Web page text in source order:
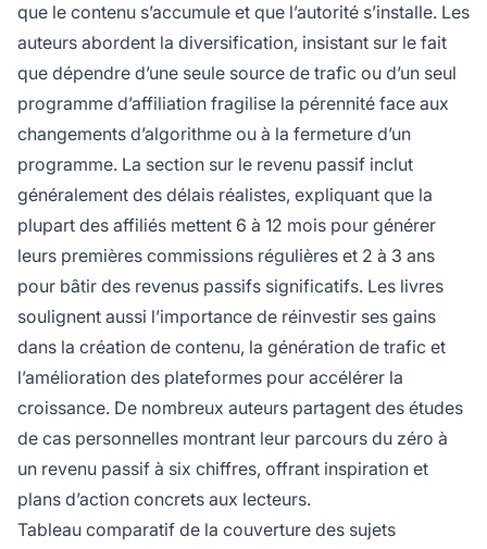
que le contenu s’accumule et que l’autorité s’installe. Les
auteurs abordent la diversification, insistant sur le fait
que dépendre d’une seule source de trafic ou d’un seul
programme d’affiliation fragilise la pérennité face aux
changements d’algorithme ou à la fermeture d’un
programme. La section sur le revenu passif inclut
généralement des délais réalistes, expliquant que la
plupart des affiliés mettent 6 à 12 mois pour générer
leurs premières commissions régulières et 2 à 3 ans
pour bâtir des revenus passifs significatifs. Les livres
soulignent aussi l’importance de réinvestir ses gains
dans la création de contenu, la génération de trafic et
l’amélioration des plateformes pour accélérer la
croissance. De nombreux auteurs partagent des études
de cas personnelles montrant leur parcours du zéro à
un revenu passif à six chiffres, offrant inspiration et
plans d’action concrets aux lecteurs.
Tableau comparatif de la couverture des sujets